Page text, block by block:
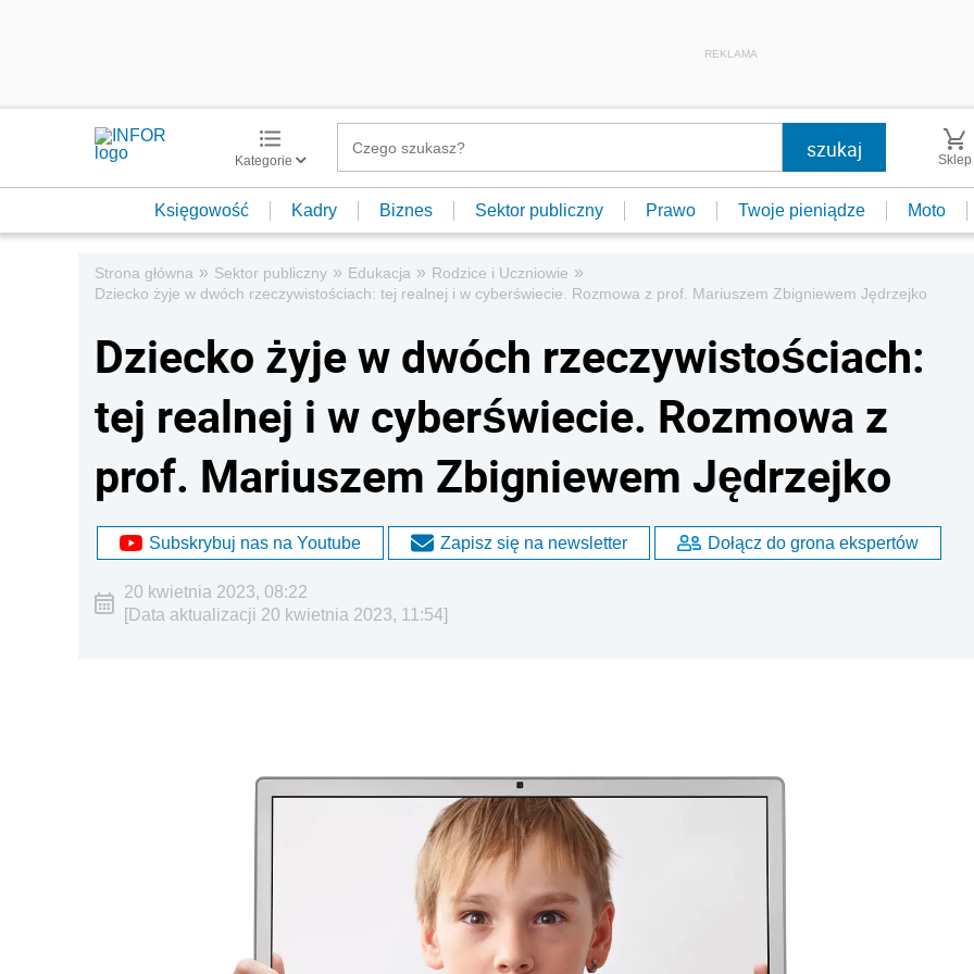
REKLAMA
Kategorie Sklep
Księgowość Kadry Biznes Sektor publiczny Prawo Twoje pieniądze Moto
Strona główna » Sektor publiczny » Edukacja » Rodzice i Uczniowie »
Dziecko żyje w dwóch rzeczywistościach: tej realnej i w cyberświecie. Rozmowa z prof. Mariuszem Zbigniewem Jędrzejko
Dziecko żyje w dwóch rzeczywistościach:
tej realnej i w cyberświecie. Rozmowa z
prof. Mariuszem Zbigniewem Jędrzejko
Subskrybuj nas na Youtube Zapisz się na newsletter Dołącz do grona ekspertów
20 kwietnia 2023, 08:22
[Data aktualizacji 20 kwietnia 2023, 11:54]